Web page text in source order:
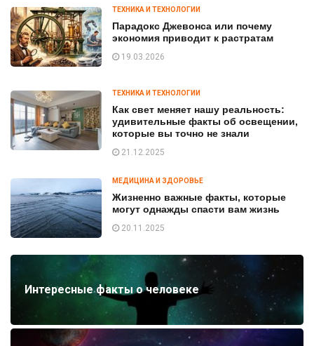
ТЕХНИКА И ТЕХНОЛОГИИ
Парадокс Джевонса или почему
экономия приводит к растратам
19.03.2026
ТЕХНИКА И ТЕХНОЛОГИИ
Как свет меняет нашу реальность:
удивительные факты об освещении,
которые вы точно не знали
21.12.2025
МЕДИЦИНА И ЗДОРОВЬЕ
Жизненно важные факты, которые
могут однажды спасти вам жизнь
20.11.2025
Интересные факты о человеке